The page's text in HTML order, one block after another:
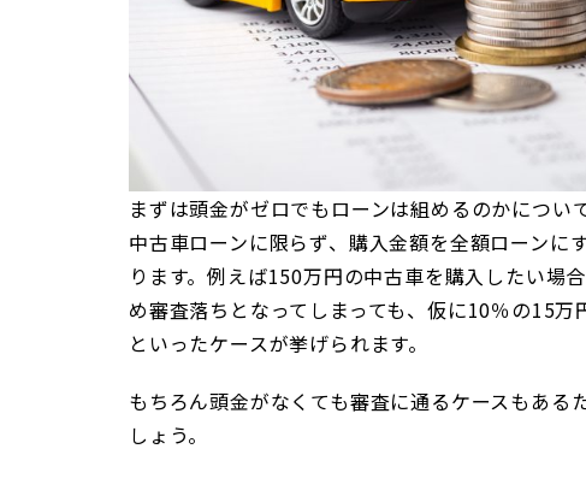
まずは頭金がゼロでもローンは組めるのかについ
中古車ローンに限らず、購入金額を全額ローン
ります。例えば150万円の中古車を購入したい場
め審査落ちとなってしまっても、仮に10％の15
といったケースが挙げられます。
もちろん頭金がなくても審査に通るケースもあ
しょう。